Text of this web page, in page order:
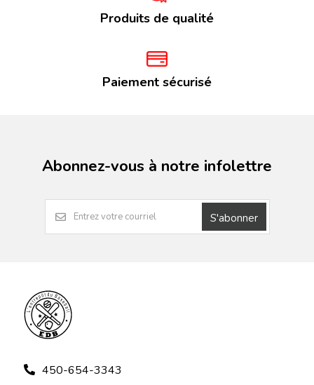
Produits de qualité
Paiement sécurisé
Abonnez-vous à notre infolettre
S'abonner
450-654-3343